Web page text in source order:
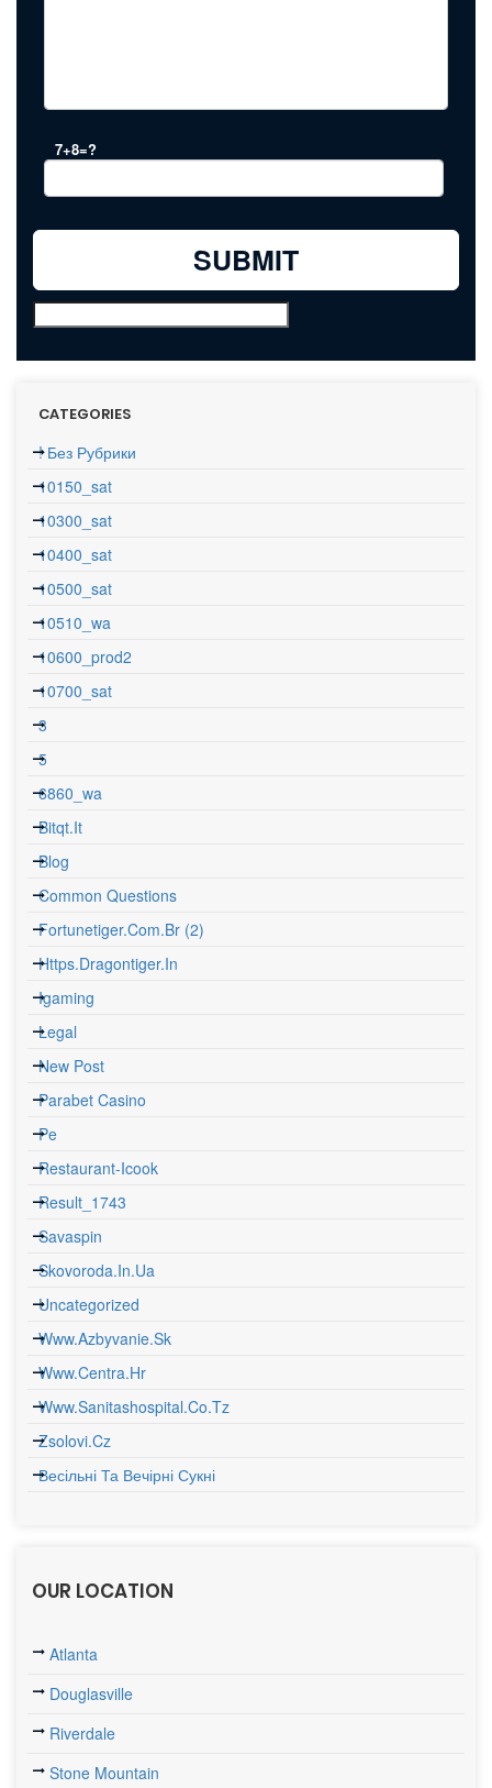
7+8=?
CATEGORIES
! Без Рубрики
10150_sat
10300_sat
10400_sat
10500_sat
10510_wa
10600_prod2
10700_sat
3
5
6860_wa
Bitqt.it
Blog
Common Questions
Fortunetiger.com.br (2)
Https.dragontiger.in
Igaming
Legal
New Post
Parabet Casino
Pe
Restaurant-Icook
Result_1743
Savaspin
Skovoroda.in.ua
Uncategorized
Www.azbyvanie.sk
Www.centra.hr
Www.sanitashospital.co.tz
Zsolovi.cz
Весільні Та Вечірні Сукні
OUR LOCATION
Atlanta
Douglasville
Riverdale
Stone Mountain